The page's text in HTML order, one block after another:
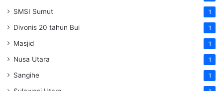
SMSI Sumut 1
Divonis 20 tahun Bui 1
Masjid 1
Nusa Utara 1
Sangihe 1